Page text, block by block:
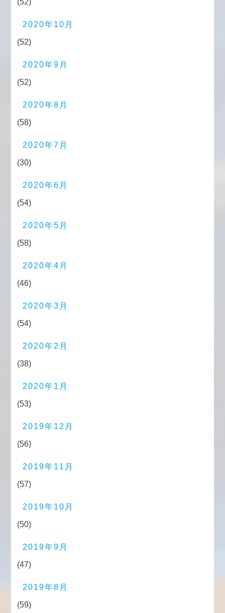
(52)
2020年10月
(52)
2020年9月
(52)
2020年8月
(58)
2020年7月
(30)
2020年6月
(54)
2020年5月
(58)
2020年4月
(46)
2020年3月
(54)
2020年2月
(38)
2020年1月
(53)
2019年12月
(56)
2019年11月
(57)
2019年10月
(50)
2019年9月
(47)
2019年8月
(59)